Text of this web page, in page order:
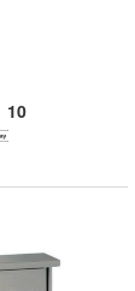
10